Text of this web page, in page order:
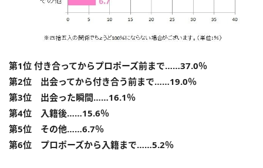
第1位 付き合ってからプロポーズ前まで……37.0％
第2位 出会ってから付き合う前まで……19.0％
第3位 出会った瞬間……16.1％
第4位 入籍後……15.6％
第5位 その他……6.7％
第6位 プロポーズから入籍まで……5.2％